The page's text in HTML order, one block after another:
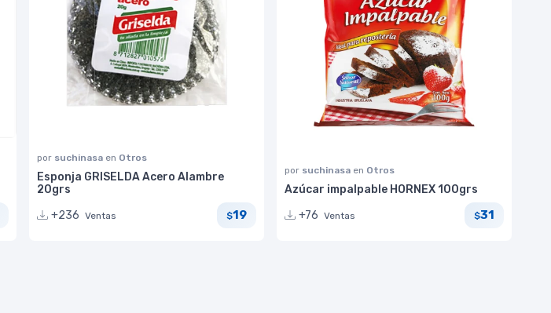
por suchinasa en Otros
Esponja GRISELDA Acero Alambre
20grs
+236 Ventas $19
por suchinasa en Otros
Azúcar impalpable HORNEX 100grs
+76 Ventas $31